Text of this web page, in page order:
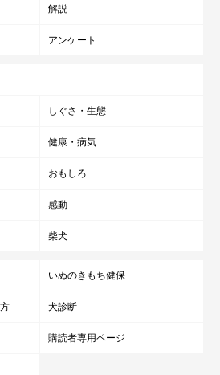
しつけの注意点
解説
アンケート
しぐさ・生態
健康・病気
おもしろ
感動
柴犬
いぬのきもち健保
犬診断
購読者専用ページ